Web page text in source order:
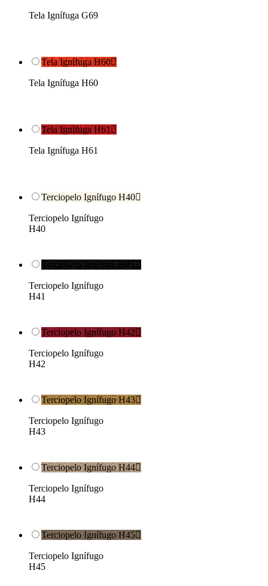
Tela Ignífuga G69
Tela Ignífuga H60
Tela Ignífuga H60
Tela Ignífuga H61
Tela Ignífuga H61
Terciopelo Ignífugo H40
Terciopelo Ignífugo
H40
Terciopelo Ignífugo H41
Terciopelo Ignífugo
H41
Terciopelo Ignífugo H42
Terciopelo Ignífugo
H42
Terciopelo Ignífugo H43
Terciopelo Ignífugo
H43
Terciopelo Ignífugo H44
Terciopelo Ignífugo
H44
Terciopelo Ignífugo H45
Terciopelo Ignífugo
H45